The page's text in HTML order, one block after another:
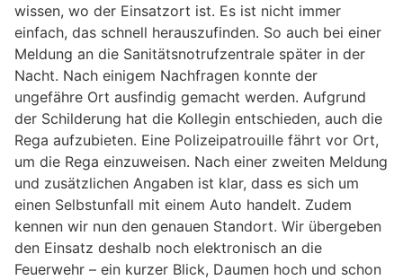
wissen, wo der Einsatzort ist. Es ist nicht immer
einfach, das schnell herauszufinden. So auch bei einer
Meldung an die Sanitätsnotrufzentrale später in der
Nacht. Nach einigem Nachfragen konnte der
ungefähre Ort ausfindig gemacht werden. Aufgrund
der Schilderung hat die Kollegin entschieden, auch die
Rega aufzubieten. Eine Polizeipatrouille fährt vor Ort,
um die Rega einzuweisen. Nach einer zweiten Meldung
und zusätzlichen Angaben ist klar, dass es sich um
einen Selbstunfall mit einem Auto handelt. Zudem
kennen wir nun den genauen Standort. Wir übergeben
den Einsatz deshalb noch elektronisch an die
Feuerwehr – ein kurzer Blick, Daumen hoch und schon